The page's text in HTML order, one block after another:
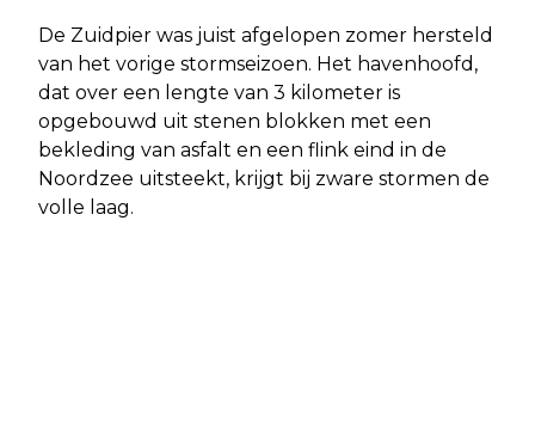
De Zuidpier was juist afgelopen zomer hersteld
van het vorige stormseizoen. Het havenhoofd,
dat over een lengte van 3 kilometer is
opgebouwd uit stenen blokken met een
bekleding van asfalt en een flink eind in de
Noordzee uitsteekt, krijgt bij zware stormen de
volle laag.